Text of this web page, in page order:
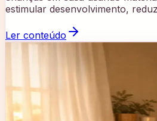
estimular desenvolvimento,
Ler conteúdo